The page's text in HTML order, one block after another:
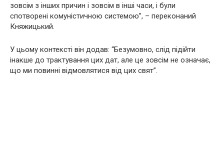
зовсім з інших причин і зовсім в інші часи, і були
спотворені комуністичною системою”, – переконаний
Княжицький.
У цьому контексті він додав: “Безумовно, слід підійти
інакше до трактування цих дат, але це зовсім не означає,
що ми повинні відмовлятися від цих свят”.